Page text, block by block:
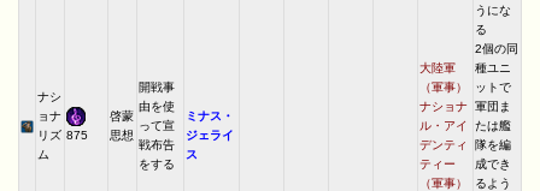
ナシ
ョナ
リズ
ム
875
啓蒙
思想
開戦事
由を使
って宣
戦布告
をする
ミナス・
ジェライ
ス
大陸軍
（軍事）
ナショナ
ル・アイ
デンティ
ティー
（軍事）
うにな
る
2個の同
種ユニ
ットで
軍団ま
たは艦
隊を編
成でき
るよう